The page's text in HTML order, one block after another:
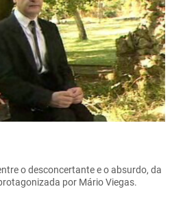
o desconcertante e o absurdo, da
por Mário Viegas.